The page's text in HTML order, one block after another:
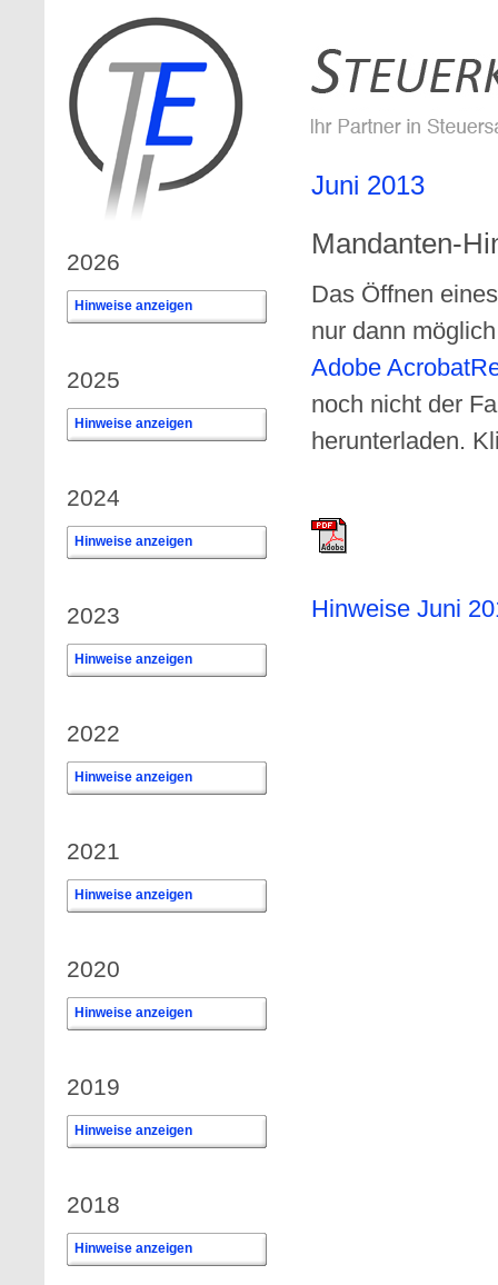
Juni 2013
2026
Hinweise anzeigen
2025
Hinweise anzeigen
2024
Hinweise anzeigen
2023
Hinweise anzeigen
2022
Hinweise anzeigen
2021
Hinweise anzeigen
2020
Hinweise anzeigen
2019
Hinweise anzeigen
2018
Hinweise anzeigen
Mandanten-
Das Öffnen
nur dann
Adobe
noch nicht der
herunterladen.
Hinweise Juni